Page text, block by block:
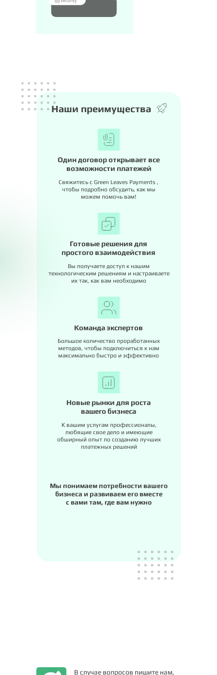
Вы получаете доступ к нашим
технологическим решениям и настраиваете
их так, как вам необходимо
Готовые решения для
простого взаимодействия
Большое количество проработанных
методов, чтобы подключиться к нам
максимально быстро и эффективно
Команда экспертов
К вашим услугам профессионалы,
любящие свое дело и имеющие
обширный опыт по созданию лучших
платежных решений
Новые рынки для роста
вашего бизнеса
Свяжитесь с Green Leaves Payments ,
чтобы подробно обсудить, как мы
можем помочь вам!
Один договор открывает все
возможности платежей
Наши преимущества
Мы понимаем потребности вашего
бизнеса и развиваем его вместе
с вами там, где вам нужно
В случае вопросов пишите нам,